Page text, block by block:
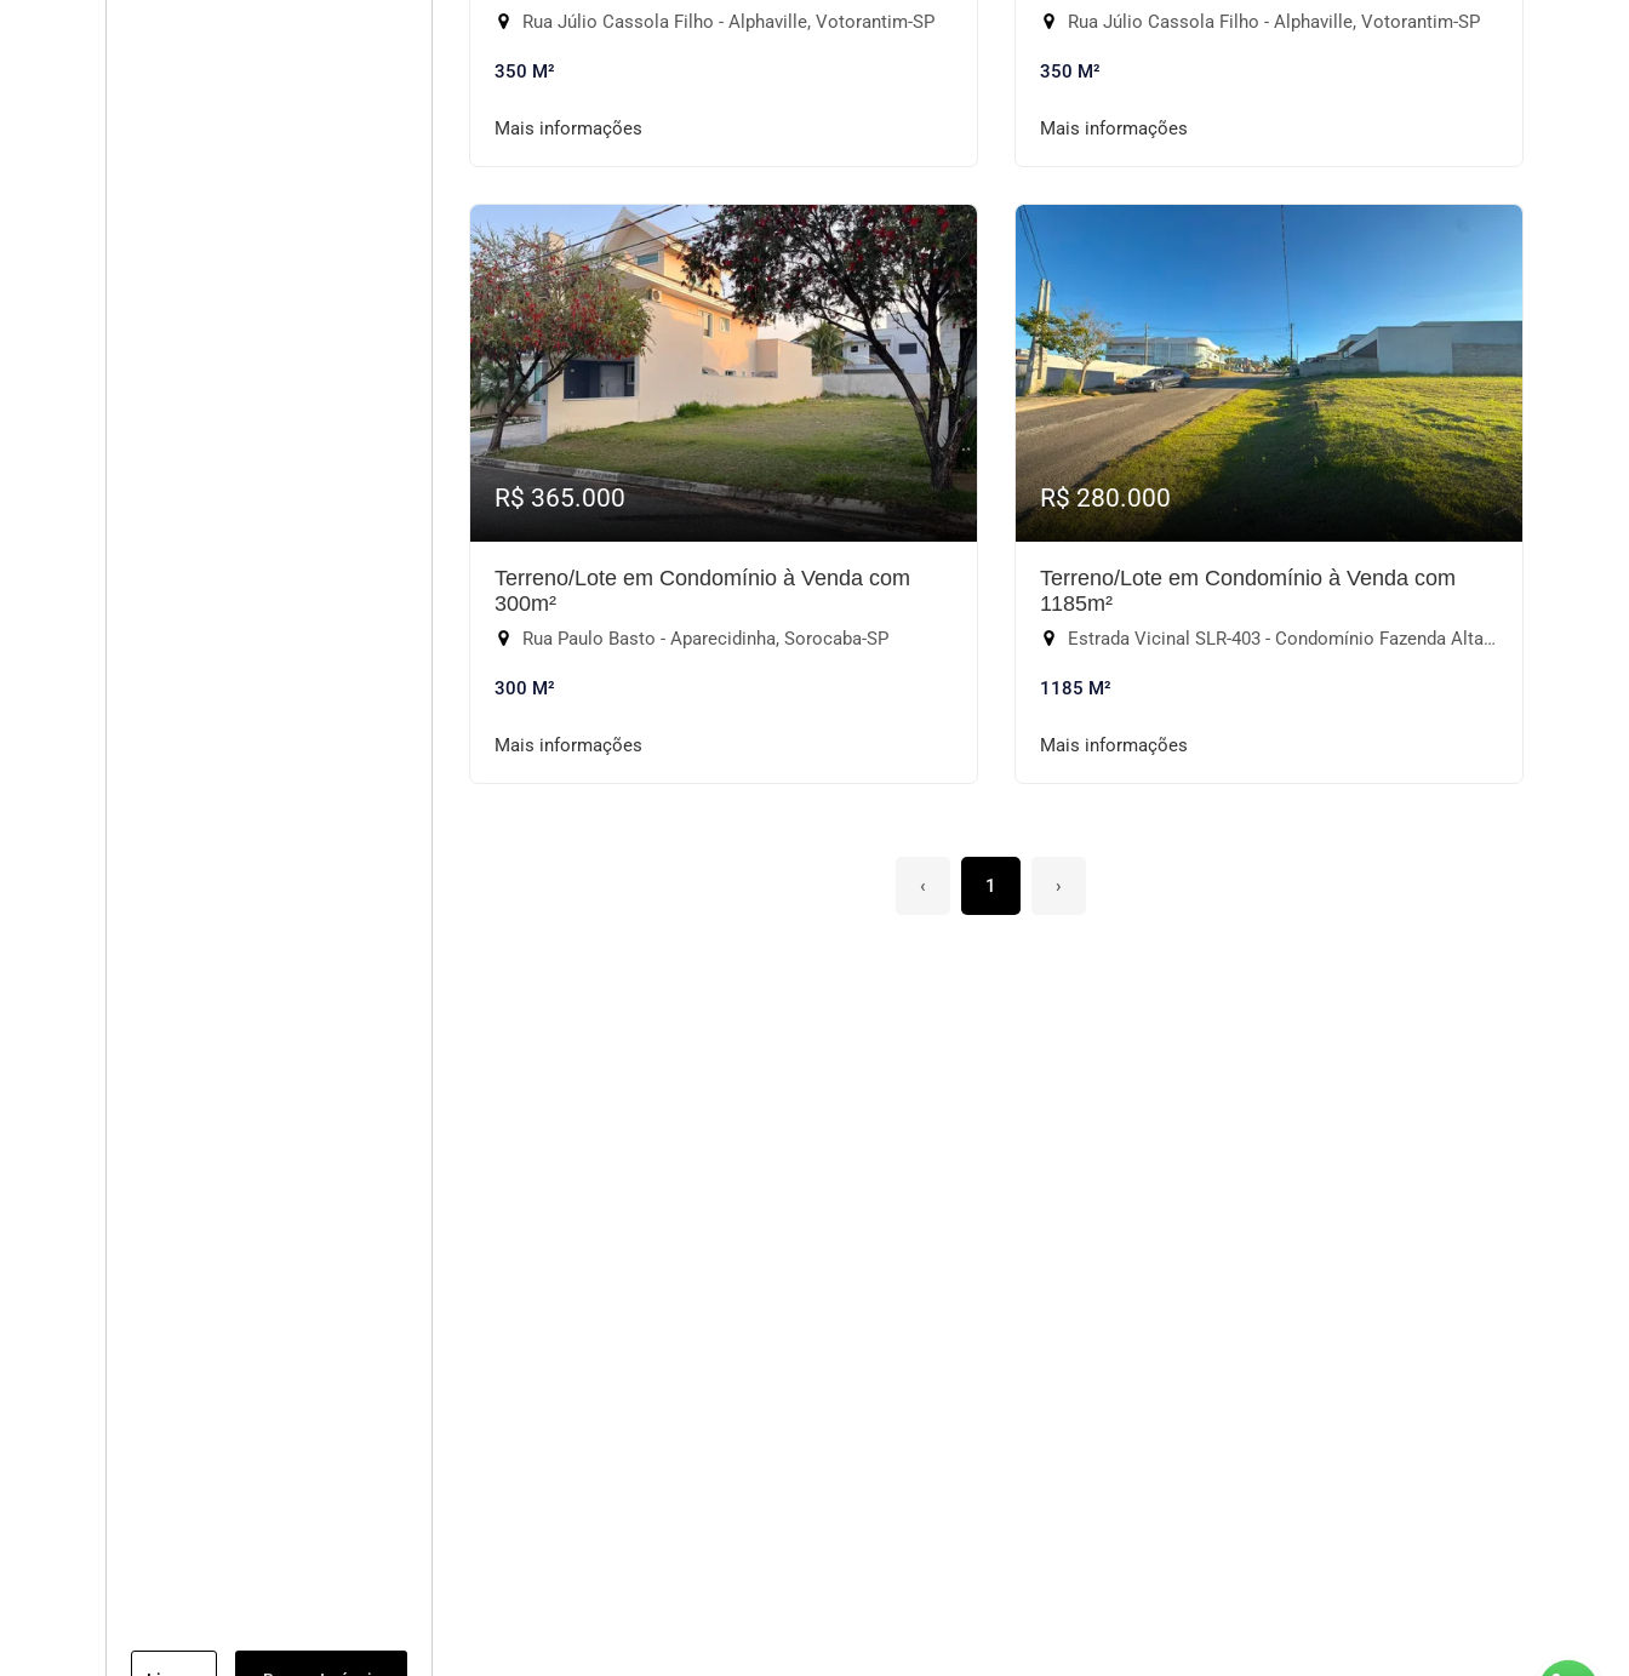
Rua Júlio Cassola Filho - Alphaville, Votorantim-SP
350 M²
Mais informações
Rua Júlio Cassola Filho - Alphaville, Votorantim-SP
350 M²
Mais informações
R$ 365.000
Terreno/Lote em Condomínio à Venda com
300m²
Rua Paulo Basto - Aparecidinha, Sorocaba-SP
300 M²
Mais informações
R$ 280.000
Terreno/Lote em Condomínio à Venda com
1185m²
Estrada Vicinal SLR-403 - Condomínio Fazenda Alta Vista, Salto de Pirapora-SP
1185 M²
Mais informações
‹ 1 ›